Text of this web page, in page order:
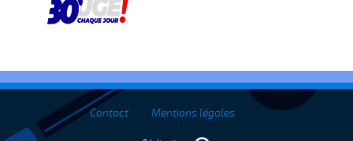
Contact Mentions légales